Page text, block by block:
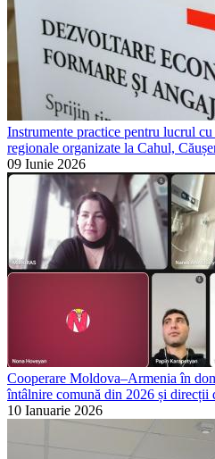
Instrumente practice pentru lucrul
regionale organizate la Cahul,
09 Iunie 2026
Cooperare Moldova–Armenia în
întâlnire comună din 2026 și direcții
10 Ianuarie 2026